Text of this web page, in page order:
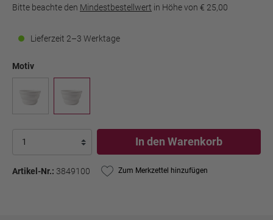
Bitte beachte den Mindestbestellwert in Höhe von € 25,00
Lieferzeit 2–3 Werktage
Motiv
In den Warenkorb
Artikel-Nr.: 3849100 Zum Merkzettel hinzufügen